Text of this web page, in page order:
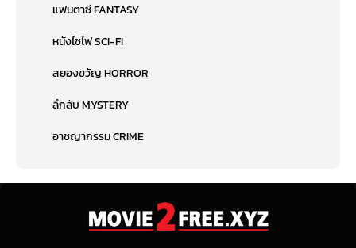
แฟนตาซี FANTASY
หนังไซไฟ SCI-FI
สยองขวัญ HORROR
ลึกลับ MYSTERY
อาชญากรรม CRIME